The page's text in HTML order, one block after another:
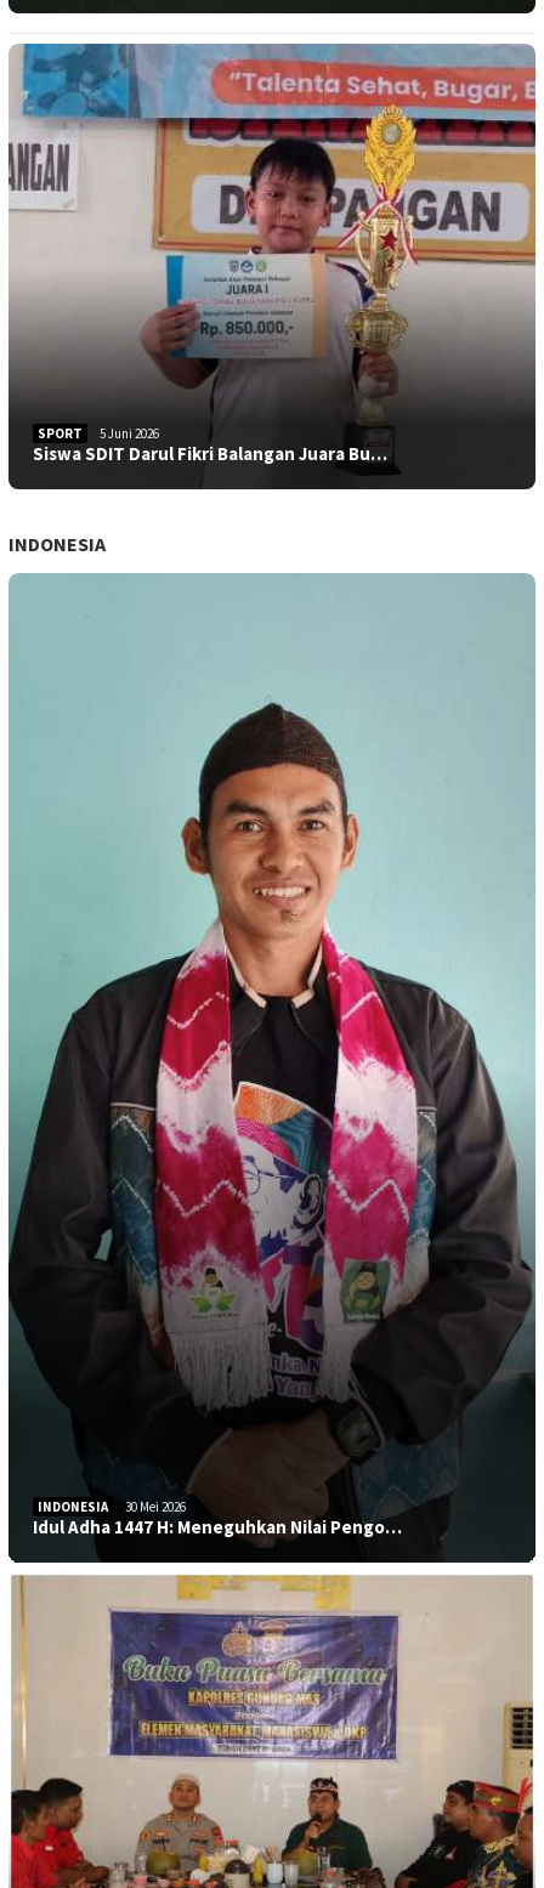
SPORT 5 Juni 2026
Siswa SDIT Darul Fikri Balangan Juara Bu…
INDONESIA
INDONESIA 30 Mei 2026
Idul Adha 1447 H: Meneguhkan Nilai Pengo…